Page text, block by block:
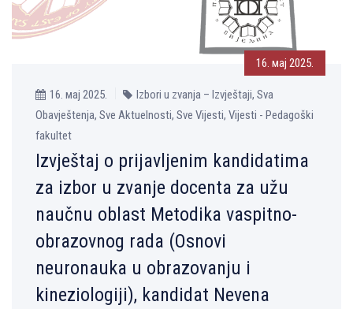
16. мај 2025.
16. мај 2025.
Izbori u zvanja – Izvještaji, Sva
Obavještenja, Sve Aktuelnosti, Sve Vijesti, Vijesti - Pedagoški
fakultet
Izvještaj o prijavlјenim kandidatima
za izbor u zvanje docenta za užu
naučnu oblast Metodika vaspitno-
obrazovnog rada (Osnovi
neuronauka u obrazovanju i
kineziologiji), kandidat Nevena